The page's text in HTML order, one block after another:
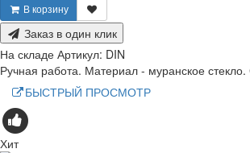
В корзину
Заказ в один клик
На складе Артикул: DIN
Ручная работа. Материал - муранское
БЫСТРЫЙ ПРОСМОТР
Хит